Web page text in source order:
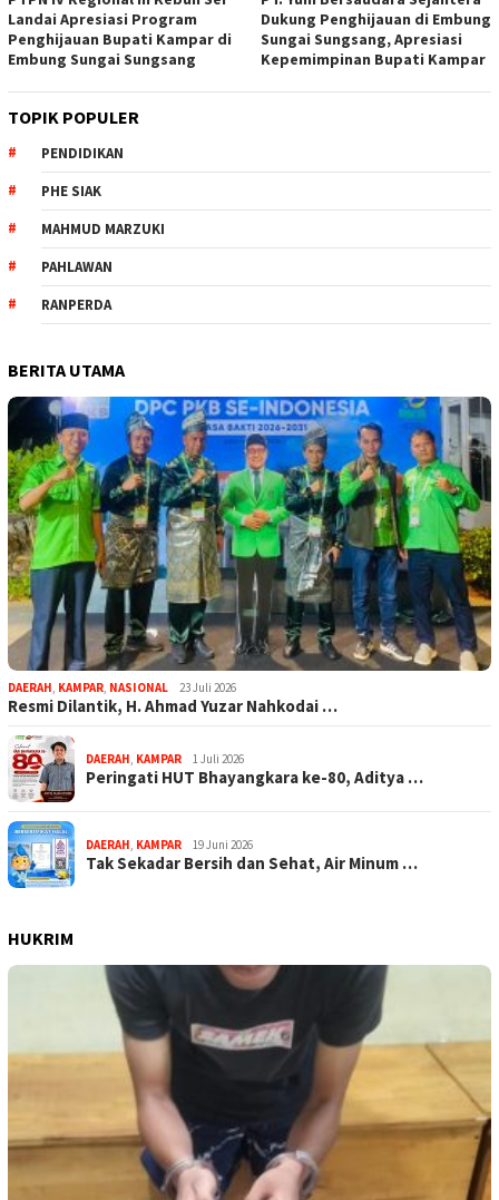
Landai Apresiasi Program
Penghijauan Bupati Kampar di
Embung Sungai Sungsang
Dukung Penghijauan di Embung
Sungai Sungsang, Apresiasi
Kepemimpinan Bupati Kampar ‎
TOPIK POPULER
PENDIDIKAN
PHE SIAK
MAHMUD MARZUKI
PAHLAWAN
RANPERDA
BERITA UTAMA
DAERAH, KAMPAR, NASIONAL 23 Juli 2026
Resmi Dilantik, H. Ahmad Yuzar Nahkodai …
DAERAH, KAMPAR 1 Juli 2026
Peringati HUT Bhayangkara ke-80, Aditya …
DAERAH, KAMPAR 19 Juni 2026
Tak Sekadar Bersih dan Sehat, Air Minum …
HUKRIM